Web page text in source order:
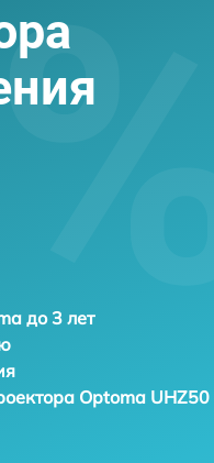
до 3 лет
Optoma UHZ50